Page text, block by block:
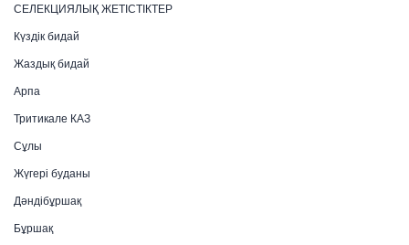
СЕЛЕКЦИЯЛЫҚ ЖЕТІСТІКТЕР
Күздік бидай
Жаздық бидай
Арпа
Тритикале КАЗ
Сұлы
Жүгері буданы
Дәндібұршақ
Бұршақ